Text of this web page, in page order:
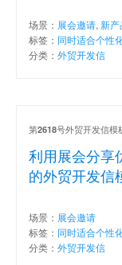
场景： 展会邀请, 新产
标签： 同时适合个性
分类： 外贸开发信
利用展会分享
的外贸开发信
第2618号外贸开发信模
场景： 展会邀请
标签： 同时适合个性
分类： 外贸开发信